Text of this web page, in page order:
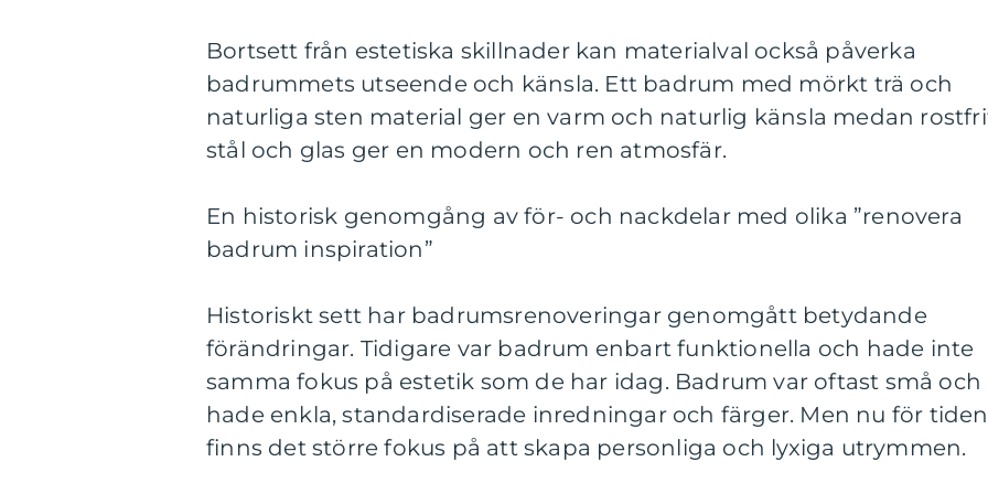
Bortsett från estetiska skillnader kan materialval också påverka
badrummets utseende och känsla. Ett badrum med mörkt trä och
naturliga sten material ger en varm och naturlig känsla medan
stål och glas ger en modern och ren atmosfär.
En historisk genomgång av för- och nackdelar med olika ”renovera
badrum inspiration”
Historiskt sett har badrumsrenoveringar genomgått betydande
förändringar. Tidigare var badrum enbart funktionella och hade inte
samma fokus på estetik som de har idag. Badrum var oftast små och
hade enkla, standardiserade inredningar och färger. Men nu för tiden
finns det större fokus på att skapa personliga och lyxiga utrymmen.